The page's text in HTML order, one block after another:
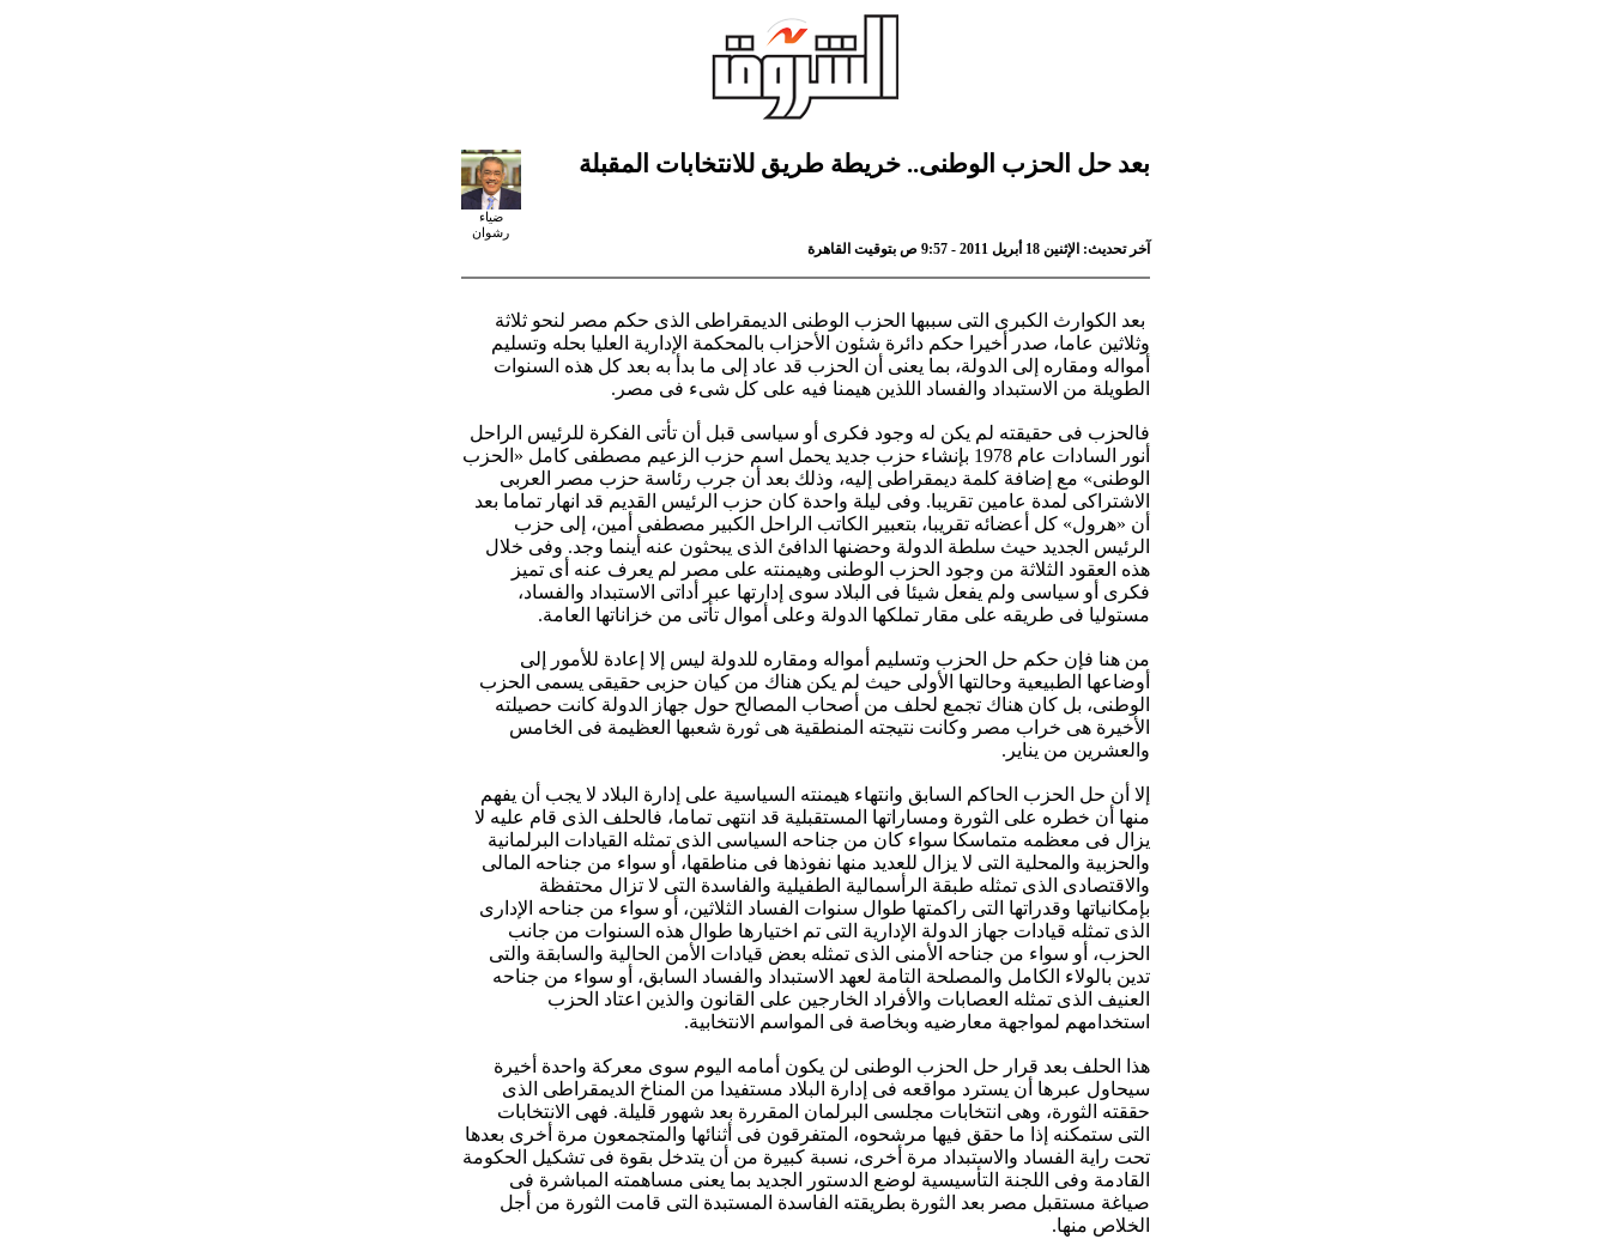
بعد حل الحزب الوطنى.. خريطة طريق للانتخابات المقبلة
ضياء
رشوان
آخر تحديث: الإثنين 18 أبريل 2011 - 9:57 ص بتوقيت القاهرة
بعد الكوارث الكبرى التى سببها الحزب الوطنى الديمقراطى الذى حكم مصر لنحو ثلاثة
وثلاثين عاما، صدر أخيرا حكم دائرة شئون الأحزاب بالمحكمة الإدارية العليا بحله وتسليم
أمواله ومقاره إلى الدولة، بما يعنى أن الحزب قد عاد إلى ما بدأ به بعد كل هذه السنوات
الطويلة من الاستبداد والفساد اللذين هيمنا فيه على كل شىء فى مصر.
فالحزب فى حقيقته لم يكن له وجود فكرى أو سياسى قبل أن تأتى الفكرة للرئيس الراحل
أنور السادات عام 1978 بإنشاء حزب جديد يحمل اسم حزب الزعيم مصطفى كامل «الحزب
الوطنى» مع إضافة كلمة ديمقراطى إليه، وذلك بعد أن جرب رئاسة حزب مصر العربى
الاشتراكى لمدة عامين تقريبا. وفى ليلة واحدة كان حزب الرئيس القديم قد انهار تماما بعد
أن «هرول» كل أعضائه تقريبا، بتعبير الكاتب الراحل الكبير مصطفى أمين، إلى حزب
الرئيس الجديد حيث سلطة الدولة وحضنها الدافئ الذى يبحثون عنه أينما وجد. وفى خلال
هذه العقود الثلاثة من وجود الحزب الوطنى وهيمنته على مصر لم يعرف عنه أى تميز
فكرى أو سياسى ولم يفعل شيئا فى البلاد سوى إدارتها عبر أداتى الاستبداد والفساد،
مستوليا فى طريقه على مقار تملكها الدولة وعلى أموال تأتى من خزاناتها العامة.
من هنا فإن حكم حل الحزب وتسليم أمواله ومقاره للدولة ليس إلا إعادة للأمور إلى
أوضاعها الطبيعية وحالتها الأولى حيث لم يكن هناك من كيان حزبى حقيقى يسمى الحزب
الوطنى، بل كان هناك تجمع لحلف من أصحاب المصالح حول جهاز الدولة كانت حصيلته
الأخيرة هى خراب مصر وكانت نتيجته المنطقية هى ثورة شعبها العظيمة فى الخامس
والعشرين من يناير.
إلا أن حل الحزب الحاكم السابق وانتهاء هيمنته السياسية على إدارة البلاد لا يجب أن يفهم
منها أن خطره على الثورة ومساراتها المستقبلية قد انتهى تماما، فالحلف الذى قام عليه لا
يزال فى معظمه متماسكا سواء كان من جناحه السياسى الذى تمثله القيادات البرلمانية
والحزبية والمحلية التى لا يزال للعديد منها نفوذها فى مناطقها، أو سواء من جناحه المالى
والاقتصادى الذى تمثله طبقة الرأسمالية الطفيلية والفاسدة التى لا تزال محتفظة
بإمكانياتها وقدراتها التى راكمتها طوال سنوات الفساد الثلاثين، أو سواء من جناحه الإدارى
الذى تمثله قيادات جهاز الدولة الإدارية التى تم اختيارها طوال هذه السنوات من جانب
الحزب، أو سواء من جناحه الأمنى الذى تمثله بعض قيادات الأمن الحالية والسابقة والتى
تدين بالولاء الكامل والمصلحة التامة لعهد الاستبداد والفساد السابق، أو سواء من جناحه
العنيف الذى تمثله العصابات والأفراد الخارجين على القانون والذين اعتاد الحزب
استخدامهم لمواجهة معارضيه وبخاصة فى المواسم الانتخابية.
هذا الحلف بعد قرار حل الحزب الوطنى لن يكون أمامه اليوم سوى معركة واحدة أخيرة
سيحاول عبرها أن يسترد مواقعه فى إدارة البلاد مستفيدا من المناخ الديمقراطى الذى
حققته الثورة، وهى انتخابات مجلسى البرلمان المقررة بعد شهور قليلة. فهى الانتخابات
التى ستمكنه إذا ما حقق فيها مرشحوه، المتفرقون فى أثنائها والمتجمعون مرة أخرى بعدها
تحت راية الفساد والاستبداد مرة أخرى، نسبة كبيرة من أن يتدخل بقوة فى تشكيل الحكومة
القادمة وفى اللجنة التأسيسية لوضع الدستور الجديد بما يعنى مساهمته المباشرة فى
صياغة مستقبل مصر بعد الثورة بطريقته الفاسدة المستبدة التى قامت الثورة من أجل
الخلاص منها.